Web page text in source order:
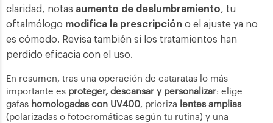
claridad, notas aumento de deslumbramiento, tu
oftalmólogo modifica la prescripción o el ajuste ya no
es cómodo. Revisa también si los tratamientos han
perdido eficacia con el uso.
En resumen, tras una operación de cataratas lo más
importante es proteger, descansar y personalizar: elige
gafas homologadas con UV400, prioriza lentes amplias
(polarizadas o fotocromáticas según tu rutina) y una